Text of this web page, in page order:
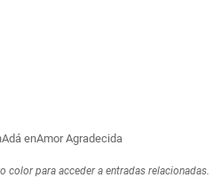
enAmor Agradecida
color para acceder a entradas relacionadas.